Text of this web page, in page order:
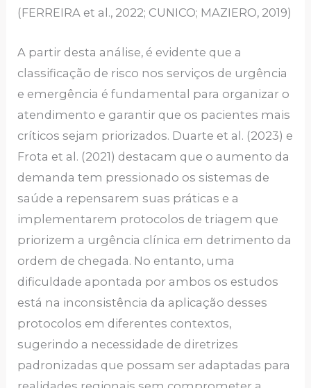
(FERREIRA et al., 2022; CUNICO; MAZIERO, 2019)
A partir desta análise, é evidente que a
classificação de risco nos serviços de urgência
e emergência é fundamental para organizar o
atendimento e garantir que os pacientes mais
críticos sejam priorizados. Duarte et al. (2023) e
Frota et al. (2021) destacam que o aumento da
demanda tem pressionado os sistemas de
saúde a repensarem suas práticas e a
implementarem protocolos de triagem que
priorizem a urgência clínica em detrimento da
ordem de chegada. No entanto, uma
dificuldade apontada por ambos os estudos
está na inconsistência da aplicação desses
protocolos em diferentes contextos,
sugerindo a necessidade de diretrizes
padronizadas que possam ser adaptadas para